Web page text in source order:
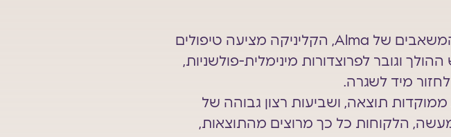
בעזרת הטכנולוגיה המתקדמת, הכלים החדשניים והמשאבים של Alma, הקליניקה מציעה טיפולים
וגובר לפרוצדורות מינימלית-פולשניות,
מיד לשגרה.
ממוקדות תוצאה, ושביעות רצון גבוהה של
הלקוחות כל כך מרוצים מהתוצאות,